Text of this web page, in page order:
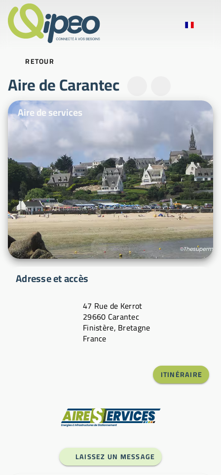
RETOUR
Aire de Carantec
Photos d'illustration
Aire de services
Adresse et accès
47 Rue de Kerrot
29660 Carantec
Finistère, Bretagne
France
ITINÉRAIRE
LAISSEZ UN MESSAGE